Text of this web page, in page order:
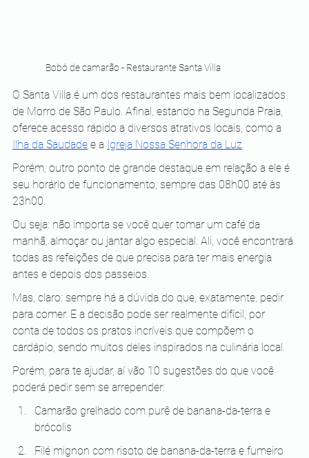
Bobó de camarão - Restaurante Santa Villa
O Santa Villa é um dos restaurantes mais bem localizados
de Morro de São Paulo. Afinal, estando na Segunda Praia,
oferece acesso rápido a diversos atrativos locais, como a
Ilha da Saudade e a Igreja Nossa Senhora da Luz.
Porém, outro ponto de grande destaque em relação a ele é
seu horário de funcionamento, sempre das 08h00 até às
23h00.
Ou seja: não importa se você quer tomar um café da
manhã, almoçar ou jantar algo especial. Ali, você encontrará
todas as refeições de que precisa para ter mais energia
antes e depois dos passeios.
Mas, claro: sempre há a dúvida do que, exatamente, pedir
para comer. E a decisão pode ser realmente difícil, por
conta de todos os pratos incríveis que compõem o
cardápio, sendo muitos deles inspirados na culinária local.
Porém, para te ajudar, aí vão 10 sugestões do que você
poderá pedir sem se arrepender:
Camarão grelhado com purê de banana-da-terra e
brócolis
Filé mignon com risoto de banana-da-terra e fumeiro